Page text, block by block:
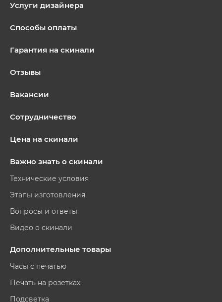
Услуги дизайнера
Способы оплаты
Гарантия на скинали
Отзывы
Вакансии
Сотрудничество
Цена на скинали
Важно знать о скинали
Технические условия
Этапы изготовления
Вопросы и ответы
Видео о скинали
Дополнительные товары
Часы с печатью
Печать на розетках
Подсветка